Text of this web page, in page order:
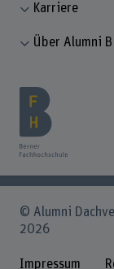
Karriere
Über Alumni
© Alumni
2026
Impressum